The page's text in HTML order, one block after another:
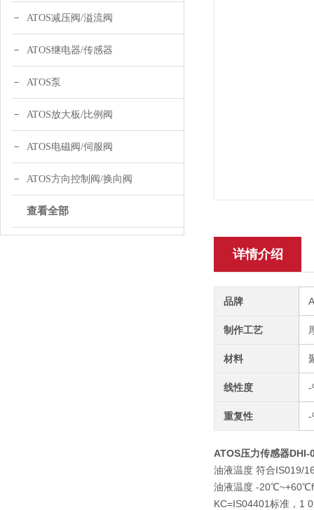
ATOS减压阀/溢流阀
ATOS继电器/传感器
ATOS泵
ATOS放大板/比例阀
ATOS电磁阀/伺服阀
ATOS方向控制阀/换向阀
查看全部
详情介绍
品牌
制作工艺
材料
线性度 -
重复性 -
ATOS压力传感器DHI-
油液温度 符合IS019/
油液温度 -
KC=IS04401标准，1